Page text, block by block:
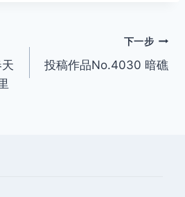
下一步
投稿作品No.4030 暗礁